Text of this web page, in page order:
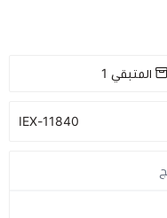
المتبقي 1
11840-IEX